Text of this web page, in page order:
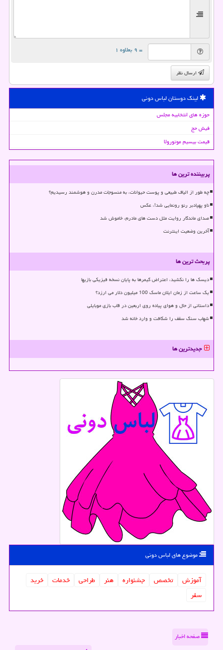
= ۹ بعلاوه ۱
ارسال نظر
لینک دوستان لباس دونی
حوزه های انتخابیه مجلس
فیش حج
قیمت بیسیم موتورولا
پربیننده ترین ها
چه طور از الیاف طبیعی و پوست حیوانات، به منسوجات مدرن و هوشمند رسیدیم؟
ناو پهپادبر رنو رونمایی شد!، عکس
صدای ماندگار روایت مثل دست های مادرم، خاموش شد
آخرین وضعیت اینترنت
پربحث ترین ها
دیسک ها را نکشید، اعتراض گیمرها به پایان نسخه فیزیکی بازیها
یک ساعت از زمان ایلان ماسک 100 میلیون دلار می ارزد؟
داستانی از حال و هوای پیاده روی اربعین در قاب بازی موبایلی
شهاب سنگ سقف را شکافت و وارد خانه شد
جدیدترین ها
موضوع های لباس دونی
آموزش تخصص جشنواره هنر طراحی خدمات
خرید
سفر
صفحه اخبار